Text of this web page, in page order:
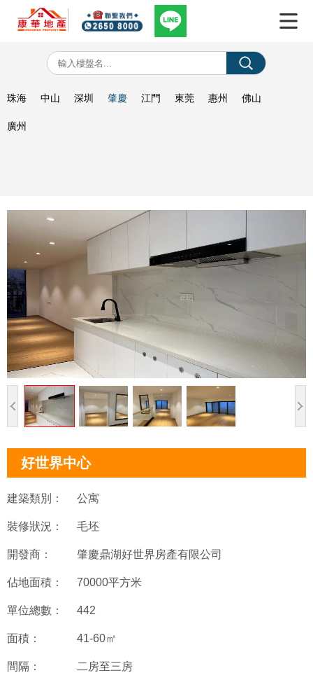
珠海 中山 深圳 肇慶 江門 東莞 惠州 佛山
廣州
好世界中心
建築類別： 公寓
裝修狀況： 毛坯
開發商： 肇慶鼎湖好世界房產有限公司
佔地面積： 70000平方米
單位總數： 442
面積： 41-60㎡
間隔： 二房至三房